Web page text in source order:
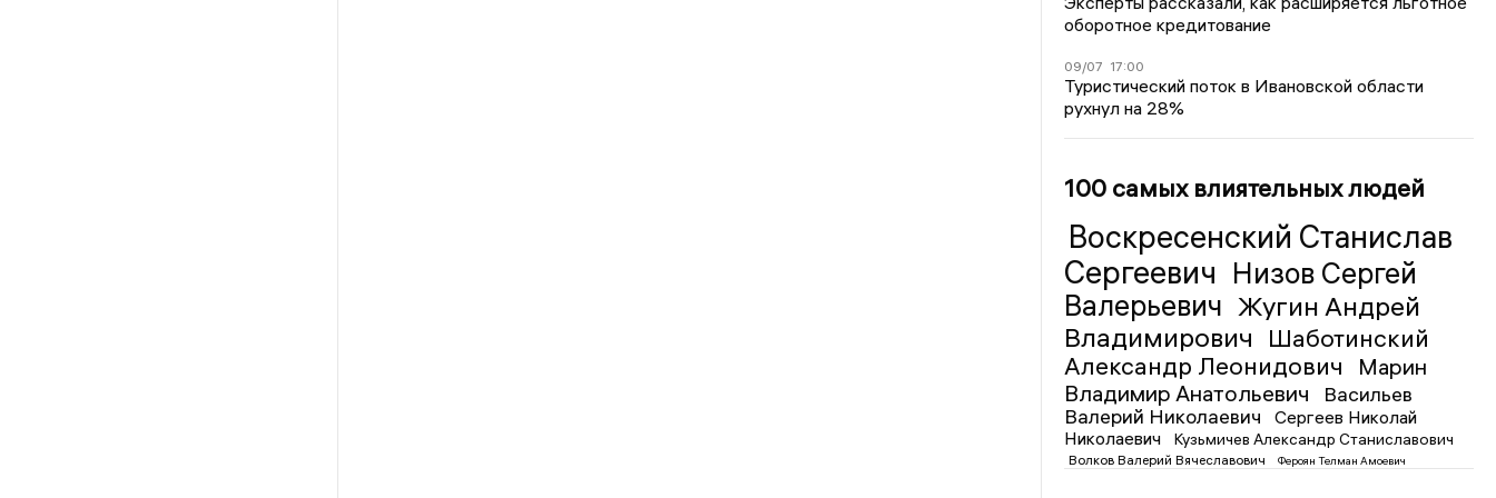
оборотное кредитование
09/07 17:00
Туристический поток в Ивановской области
рухнул на 28%
100 самых влиятельных людей
Воскресенский Станислав
Сергеевич Низов Сергей
Валерьевич Жугин Андрей
Владимирович
Шаботинский
Александр Леонидович
Марин
Владимир Анатольевич
Васильев
Валерий Николаевич
Сергеев Николай
Николаевич
Кузьмичев Александр Станиславович
Волков Валерий Вячеславович Фероян Телман Амоевич